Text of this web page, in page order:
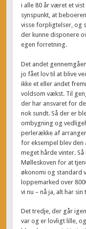
i alle 80 år været et
synspunkt, at
visse forpligtelser, og
der kunne disponere
egen forretning.
Det andet
jo fået lov til at blive
ikke et eller andet
voldsom vækst. Til
der har ansvaret for
nok sundt. Så der er
ombygning og
perlerække af
for eksempel blev
meget hårde vinter.
Mølleskoven for at
økonomi og standard
loppemarked over
vi nu – nå ja, alt har sin
Det tredje, der går
var og er lovligt lille,